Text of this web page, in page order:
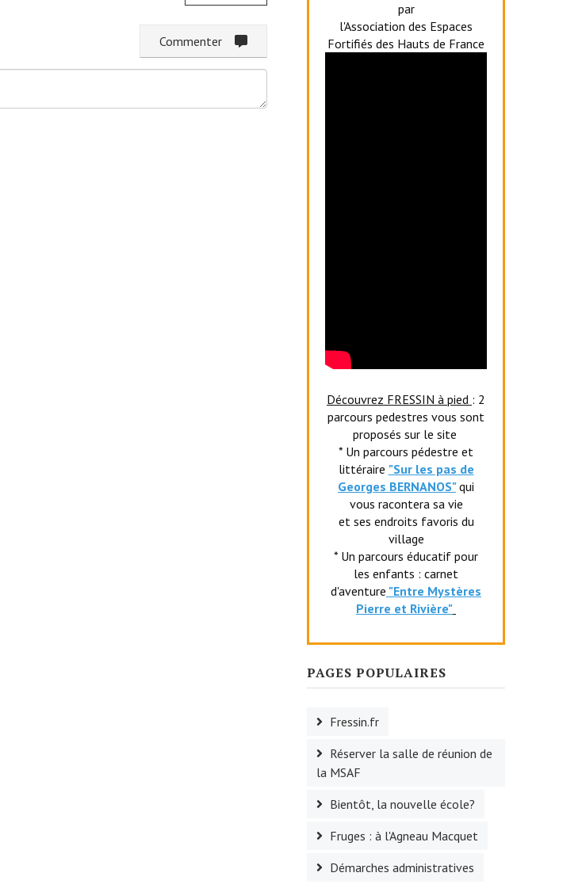
par
l'Association des Espaces
Fortifiés des Hauts de France
Découvrez FRESSIN à pied : 2
parcours pedestres vous sont
proposés sur le site
* Un parcours pédestre et
littéraire "Sur les pas de
Georges BERNANOS" qui
vous racontera sa vie
et ses endroits favoris du
village
* Un parcours éducatif pour
les enfants : carnet
d'aventure "Entre Mystères
Pierre et Rivière"
PAGES POPULAIRES
Fressin.fr
Réserver la salle de réunion de
la MSAF
Bientôt, la nouvelle école?
Fruges : à l'Agneau Macquet
Démarches administratives